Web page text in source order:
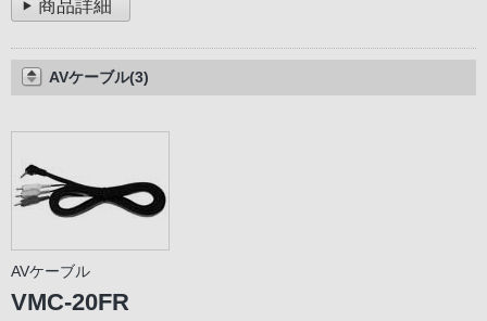
商品詳細
AVケーブル(3)
AVケーブル
VMC-20FR